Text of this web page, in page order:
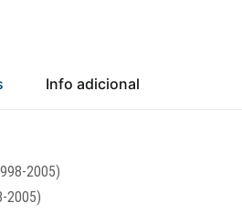
Info adicional
2005)
2005)